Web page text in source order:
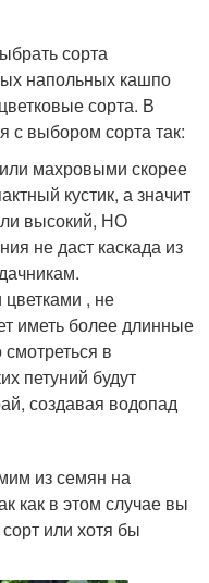
сорта
напольных кашпо
сорта. В
с выбором сорта так:
махровыми скорее
кустик, а значит
высокий, НО
не даст каскада из
, не
иметь более длинные
в
петуний будут
создавая водопад
из семян на
как в этом случае вы
или хотя бы